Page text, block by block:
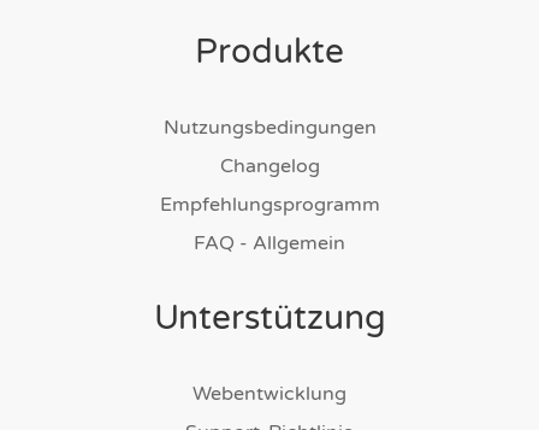
Produkte
Nutzungsbedingungen
Changelog
Empfehlungsprogramm
FAQ - Allgemein
Unterstützung
Webentwicklung